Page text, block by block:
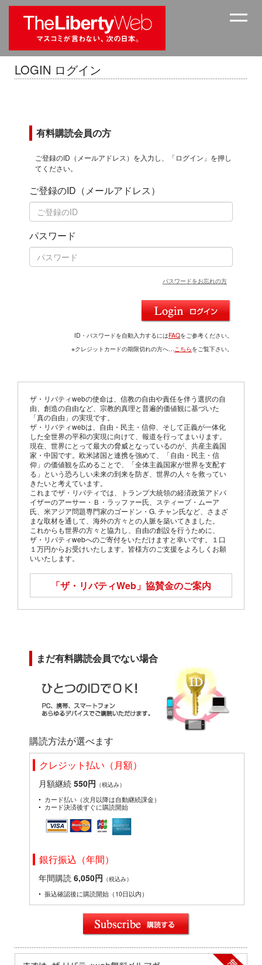
LOGIN ログイン
有料購読会員の方
ご登録のID（メールアドレス）を入力し、「ログイン」を押し
てください。
ご登録のID（メールアドレス）
パスワード
パスワードをお忘れの方
ID・パスワードを自動入力するにはFAQをご参考ください。
※クレジットカードの期限切れの方へ…こちらをご覧下さい。
ザ・リバティwebの使命は、信教の自由や責任を伴う選択の自
由、創造の自由など、宗教的真理と普遍的価値観に基づいた
「真の自由」の実現です。
ザ・リバティwebは、自由・民主・信仰、そして正義が一体化
した全世界の平和の実現に向けて、報道を行ってまいります。
現在、世界にとって最大の脅威となっているのが、共産主義国
家・中国です。欧米諸国と連携を強めて、「自由・民主・信
仰」の価値観を広めることで、「全体主義国家が世界を支配す
る」という恐ろしい未来の到来を防ぎ、世界の人々を救ってい
きたいと考えています。
これまでザ・リバティでは、トランプ大統領の経済政策アドバ
イザーのアーサー・Ｂ・ラッファー氏、スティーブ・ムーア
氏、米アジア問題専門家のゴードン・G. チャン氏など、さまざ
まな取材を通して、海外の方々との人脈を築いてきました。
これからも世界の方々と協力し、自由の創設を行うために、
ザ・リバティwebへのご寄付をいただけますと幸いです。１口
１万円からお受けいたします。皆様方のご支援をよろしくお願
いいたします。
「ザ・リバティWeb」 協賛金のご案内
まだ有料購読会員でない場合
購読方法が選べます
クレジット払い（月額）
月額継続 550円 （税込み）
カード払い（次月以降は自動継続課金）
カード決済後すぐに購読開始
銀行振込（年間）
年間購読 6,050円 （税込み）
振込確認後に購読開始（10日以内）